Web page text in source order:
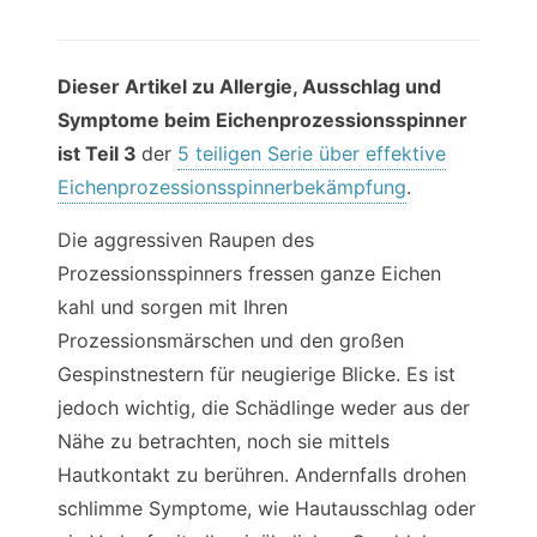
Dieser Artikel zu Allergie, Ausschlag und
Symptome beim Eichenprozessionsspinner
ist Teil 3 der 5 teiligen Serie über effektive
Eichenprozessionsspinnerbekämpfung.
Die aggressiven Raupen des
Prozessionsspinners fressen ganze Eichen
kahl und sorgen mit Ihren
Prozessionsmärschen und den großen
Gespinstnestern für neugierige Blicke. Es ist
jedoch wichtig, die Schädlinge weder aus der
Nähe zu betrachten, noch sie mittels
Hautkontakt zu berühren. Andernfalls drohen
schlimme Symptome, wie Hautausschlag oder